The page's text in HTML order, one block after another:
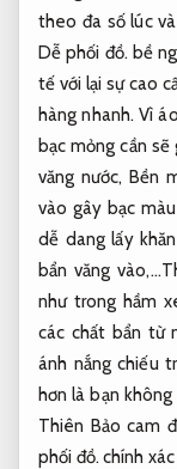
theo đa số lúc
Dễ phối đồ. bề
tế với lại sự cao
hàng nhanh. Vì
bạc mỏng cần
văng nước, Bền
vào gây bạc
dễ dang lấy
bẩn văng
như trong hầm
các chất bẩn từ
ánh nắng chiếu
hơn là bạn
Thiên Bảo cam
phối đồ. chính